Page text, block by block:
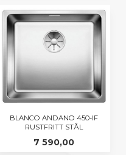
BLANCO ANDANO 450-IF
RUSTFRITT STÅL
Pris
7 590,00